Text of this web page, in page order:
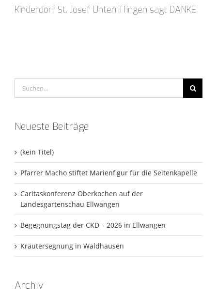
Kinderdorf St. Josef Unterriffingen sagt DANKE
nach:
Neueste Beiträge
(kein Titel)
Pfarrer Macho stiftet Marienfigur für die Seitenkapelle
Caritaskonferenz Oberkochen auf der
Landesgartenschau Ellwangen
Begegnungstag der CKD – 2026 in Ellwangen
Kräutersegnung in Waldhausen
Archiv